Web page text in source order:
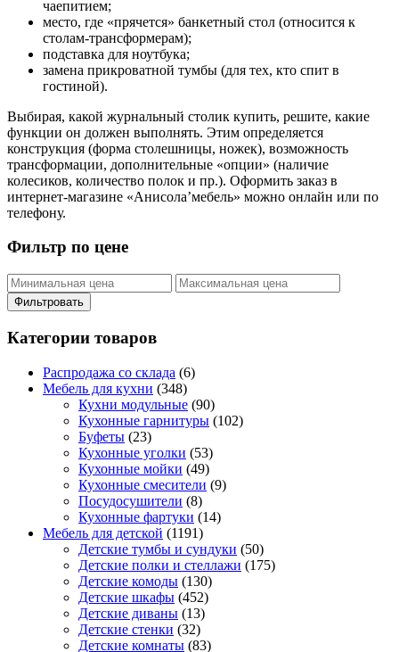
чаепитием;
место, где «прячется» банкетный стол (относится к
столам-трансформерам);
подставка для ноутбука;
замена прикроватной тумбы (для тех, кто спит в
гостиной).
Выбирая, какой журнальный столик купить, решите, какие
функции он должен выполнять. Этим определяется
конструкция (форма столешницы, ножек), возможность
трансформации, дополнительные «опции» (наличие
колесиков, количество полок и пр.). Оформить заказ в
интернет-магазине «Анисола’мебель» можно онлайн или по
телефону.
Фильтр по цене
Фильтровать
Категории товаров
Распродажа со склада (6)
Мебель для кухни (348)
Кухни модульные (90)
Кухонные гарнитуры (102)
Буфеты (23)
Кухонные уголки (53)
Кухонные мойки (49)
Кухонные смесители (9)
Посудосушители (8)
Кухонные фартуки (14)
Мебель для детской (1191)
Детские тумбы и сундуки (50)
Детские полки и стеллажи (175)
Детские комоды (130)
Детские шкафы (452)
Детские диваны (13)
Детские стенки (32)
Детские комнаты (83)